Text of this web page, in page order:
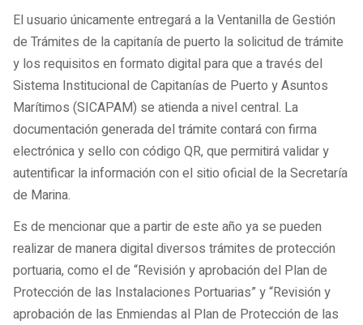
El usuario únicamente entregará a la Ventanilla de Gestión
de Trámites de la capitanía de puerto la solicitud de trámite
y los requisitos en formato digital para que a través del
Sistema Institucional de Capitanías de Puerto y Asuntos
Marítimos (SICAPAM) se atienda a nivel central. La
documentación generada del trámite contará con firma
electrónica y sello con código QR, que permitirá validar y
autentificar la información con el sitio oficial de la Secretaría
de Marina.
Es de mencionar que a partir de este año ya se pueden
realizar de manera digital diversos trámites de protección
portuaria, como el de “Revisión y aprobación del Plan de
Protección de las Instalaciones Portuarias” y “Revisión y
aprobación de las Enmiendas al Plan de Protección de las